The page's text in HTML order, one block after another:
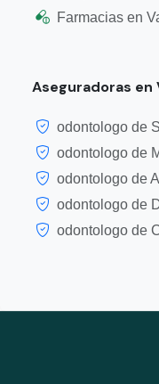
Farmacias en
Aseguradoras en
odontologo de
odontologo de
odontologo de
odontologo de
odontologo de